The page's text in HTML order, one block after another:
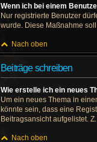
Wenn ich bei einem
Nur registrierte Benutzer
wurde. Diese Maßnahme
Nach oben
Beiträge schreiben
Wie erstelle ich ein neues
Um ein neues Thema in
könnte sein, dass eine
Beitragsansicht aufgelistet.
Nach oben